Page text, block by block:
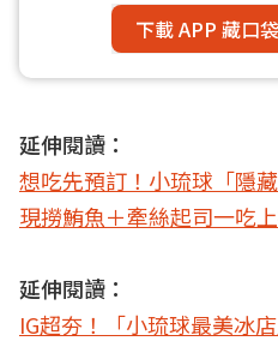
下載 APP 藏口袋
延伸閱讀：
想吃先預訂！小琉球「隱
現撈鮪魚＋牽絲起司一吃
延伸閱讀：
IG超夯！「小琉球最美冰